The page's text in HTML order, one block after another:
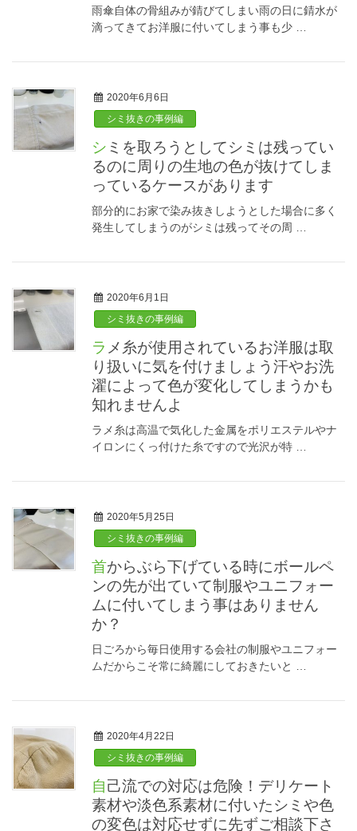
雨傘自体の骨組みが錆びてしまい雨の日に錆水が
滴ってきてお洋服に付いてしまう事も少 …
2020年6月6日
シミ抜きの事例編
シミを取ろうとしてシミは残ってい
るのに周りの生地の色が抜けてしま
っているケースがあります
部分的にお家で染み抜きしようとした場合に多く
発生してしまうのがシミは残ってその周 …
2020年6月1日
シミ抜きの事例編
ラメ糸が使用されているお洋服は取
り扱いに気を付けましょう汗やお洗
濯によって色が変化してしまうかも
知れませんよ
ラメ糸は高温で気化した金属をポリエステルやナ
イロンにくっ付けた糸ですので光沢が特 …
2020年5月25日
シミ抜きの事例編
首からぶら下げている時にボールペ
ンの先が出ていて制服やユニフォー
ムに付いてしまう事はありません
か？
日ごろから毎日使用する会社の制服やユニフォー
ムだからこそ常に綺麗にしておきたいと …
2020年4月22日
シミ抜きの事例編
自己流での対応は危険！デリケート
素材や淡色系素材に付いたシミや色
の変色は対応せずに先ずご相談下さ